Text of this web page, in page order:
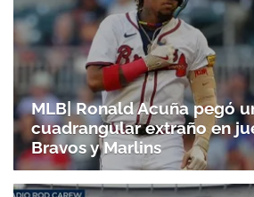
MLB| Ronald Acuña pegó
cuadrangular extraño en
Bravos y Marlins